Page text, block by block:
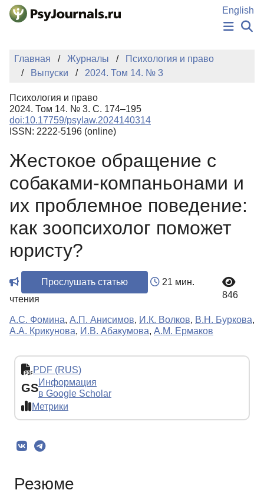
Перейти к основному содержанию
English
НОВОСТИ
ИЗДАНИЯ
ПОДАТЬ РУКОПИСЬ
БАЗА ЗНАНИЙ
КЛЮЧЕВЫЕ СЛОВА
Регистрация
Главная Журналы
Психология и право
Выпуски
2024. Том 14. № 3
Психология и право
2024. Том 14. № 3. С. 174–195
doi:10.17759/psylaw.2024140314
ISSN: 2222-5196 (online)
Жестокое обращение с
собаками-компаньонами и
их проблемное поведение:
как зоопсихолог поможет
юристу?
Прослушать статью
21 мин.
чтения
846
А.С. Фомина, А.П. Анисимов, И.К. Волков, В.Н. Буркова,
А.А. Крикунова, И.В. Абакумова, А.М. Ермаков
PDF (RUS)
GSИнформация
в Google Scholar
Метрики
Резюме